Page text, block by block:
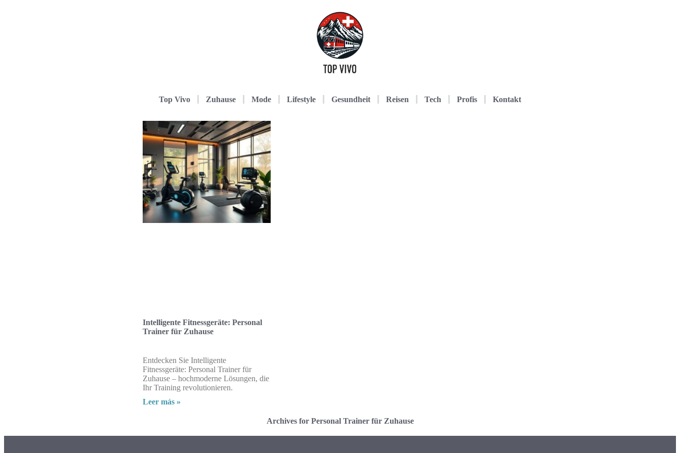
Top Vivo Zuhause Mode Lifestyle Gesundheit Reisen Tech Profis Kontakt
Intelligente Fitnessgeräte: Personal
Trainer für Zuhause
Entdecken Sie Intelligente
Fitnessgeräte: Personal Trainer für
Zuhause – hochmoderne Lösungen, die
Ihr Training revolutionieren.
Leer más »
Archives for Personal Trainer für Zuhause